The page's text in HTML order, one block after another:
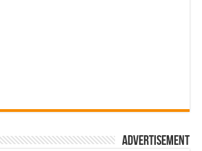
Advertisement